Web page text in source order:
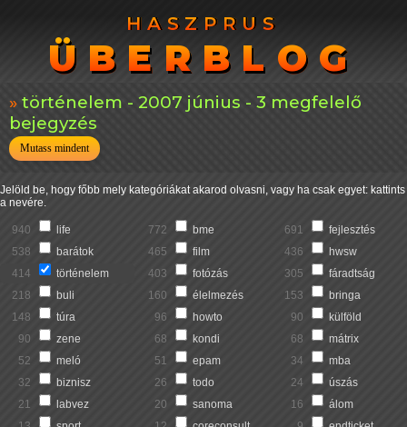
HASZPRUS
ÜBERBLOG
HASZPRUS
ÜBERBLOG
történelem - 2007 június - 3 megfelelő
bejegyzés
Mutass mindent
Jelöld be, hogy főbb mely kategóriákat akarod olvasni, vagy ha csak egyet: kattints
a nevére.
940 life 772 bme 691
fejlesztés
538
barátok 465 film 436
hwsw
414
történelem 403 fotózás 305
fáradtság
218
buli 160 élelmezés 153
bringa
148
túra 96 howto 90
külföld
90
zene 68 kondi 68
mátrix
52
meló 51 epam 34
mba
32
biznisz 26 todo 24
úszás
21
labvez 20 sanoma 16
álom